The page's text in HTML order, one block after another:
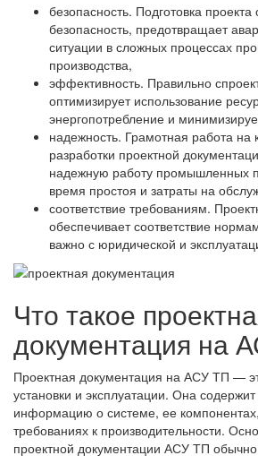
безопасность. Подготовка проекта
безопасность, предотвращает
ситуации в сложных процессах
производства,
эффективность. Правильно
оптимизирует использование
энергопотребление и
надежность. Грамотная работа на
разработки проектной
надежную работу промышленных
время простоя и затраты на
соответствие требованиям.
обеспечивает соответствие
важно с юридической и
Что такое
документация на
Проектная документация на АСУ ТП —
установки и эксплуатации. Она
информацию о системе, ее
требованиях к производительности.
проектной документации АСУ ТП